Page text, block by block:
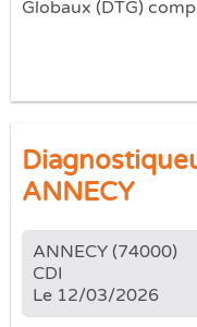
Globaux (DTG)
ANNECY
ANNECY (74000)
CDI
Le 12/03/2026